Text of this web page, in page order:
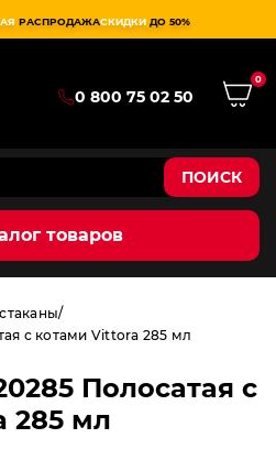
РАСПРОДАЖАСКИДКИ ДО 50%
0 800 75 02 50
0
ПОИСК
товаров
с котами Vittora 285 мл
Полосатая с
285 мл